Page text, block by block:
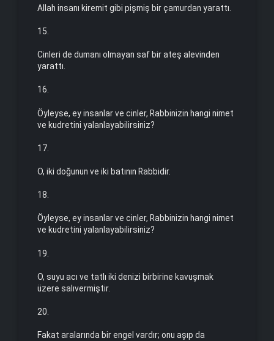
Allah insanı kiremit gibi pişmiş bir çamurdan yarattı.
15.
Cinleri de dumanı olmayan saf bir ateş alevinden
yarattı.
16.
Öyleyse, ey insanlar ve cinler, Rabbinizin hangi nimet
ve kudretini yalanlayabilirsiniz?
17.
O, iki doğunun ve iki batının Rabbidir.
18.
Öyleyse, ey insanlar ve cinler, Rabbinizin hangi nimet
ve kud­retini yalanlayabilirsiniz?
19.
O, suyu acı ve tatlı iki denizi birbirine kavuşmak
üzere salı­vermiştir.
20.
Fakat aralarında bir engel vardır; onu aşıp da